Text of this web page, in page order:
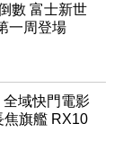
數 富士新世
一周登場
域快門電影
焦旗艦 RX10